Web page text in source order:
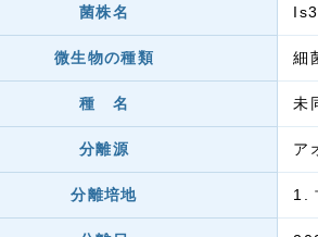
菌株名
微生物の種類 細
種 名 未
分離源 ア
分離培地 1.